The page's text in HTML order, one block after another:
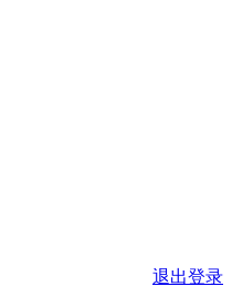
退出登录